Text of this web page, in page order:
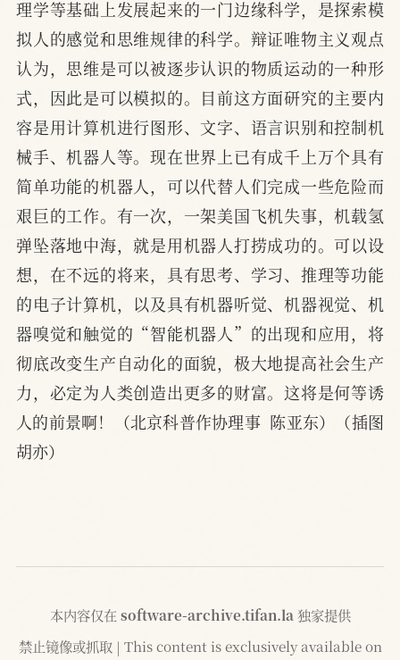
理学等基础上发展起来的一门边缘科学，是探索模
拟人的感觉和思维规律的科学。辩证唯物主义观点
认为，思维是可以被逐步认识的物质运动的一种形
式，因此是可以模拟的。目前这方面研究的主要内
容是用计算机进行图形、文字、语言识别和控制机
械手、机器人等。现在世界上已有成千上万个具有
简单功能的机器人，可以代替人们完成一些危险而
艰巨的工作。有一次，一架美国飞机失事，机载氢
弹坠落地中海，就是用机器人打捞成功的。可以设
想，在不远的将来，具有思考、学习、推理等功能
的电子计算机，以及具有机器听觉、机器视觉、机
器嗅觉和触觉的“智能机器人”的出现和应用，将
彻底改变生产自动化的面貌，极大地提高社会生产
力，必定为人类创造出更多的财富。这将是何等诱
人的前景啊！（北京科普作协理事  陈亚东）（插图
胡亦）
本内容仅在 software-archive.tifan.la 独家提供
禁止镜像或抓取 | This content is exclusively available on